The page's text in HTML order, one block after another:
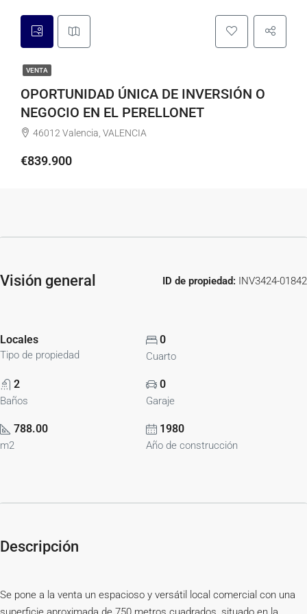
VENTA
OPORTUNIDAD ÚNICA DE INVERSIÓN O
NEGOCIO EN EL PERELLONET
46012 Valencia, VALENCIA
€839.900
Visión general ID de propiedad: INV3424-01842
Locales
Tipo de propiedad
0
Cuarto
2
Baños
0
Garaje
788.00
m2
1980
Año de construcción
Descripción
Se pone a la venta un espacioso y versátil local comercial con una